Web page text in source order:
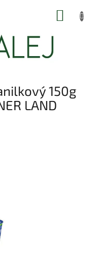
150g
LAND